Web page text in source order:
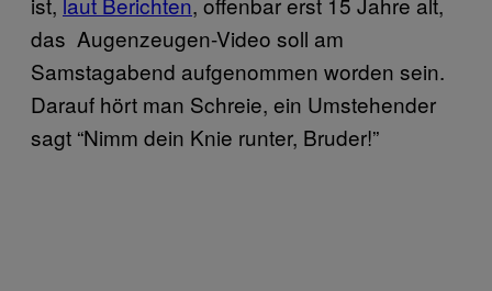
das Augenzeugen-Video soll am
Samstagabend aufgenommen worden sein.
Darauf hört man Schreie, ein Umstehender
sagt “Nimm dein Knie runter, Bruder!”